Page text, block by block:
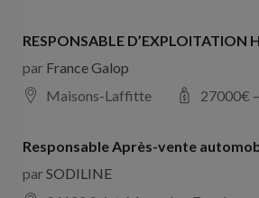
RESPONSABLE D’EXPLOITATION
par France Galop
Maisons-Laffitte
27000€ –
Responsable Après-vente
parSODILINE